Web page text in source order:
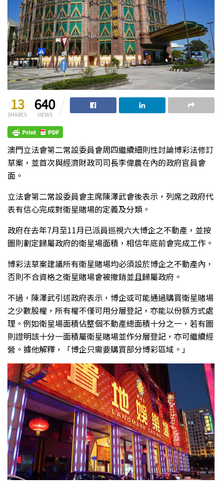
13
SHARES
640
VIEWS
澳門立法會第二常設委員會周四繼續細則性討論博彩法修訂
草案，並首次與經濟財政司司長李偉農在內的政府官員會
面。
立法會第二常設委員會主席陳澤武會後表示，列席之政府代
表有信心完成對衛星賭場的定義及分類。
政府在去年7月至11月已派員巡視六大博企之不動產，並按
圖則劃定歸屬政府的衛星場面積，相信年底前會完成工作。
博彩法草案建議所有衛星賭場均必須設於博企之不動產內，
否則不合資格之衛星賭場會被撤銷並且歸屬政府。
不過，陳澤武引述政府表示，博企或可能通過購買衛星賭場
之少數股權，所有權不僅可用分層登記，亦能以份額方式處
理。例如衛星場面積佔整個不動產總面積十分之一，若有圖
則證明該十分一面積屬衛星賭場並作分層登記，亦可繼續經
營。據他解釋，「博企只需要購買部分博彩區域。」